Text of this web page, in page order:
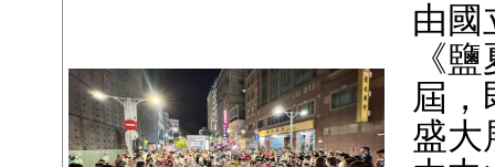
由國
《
屆，
盛大